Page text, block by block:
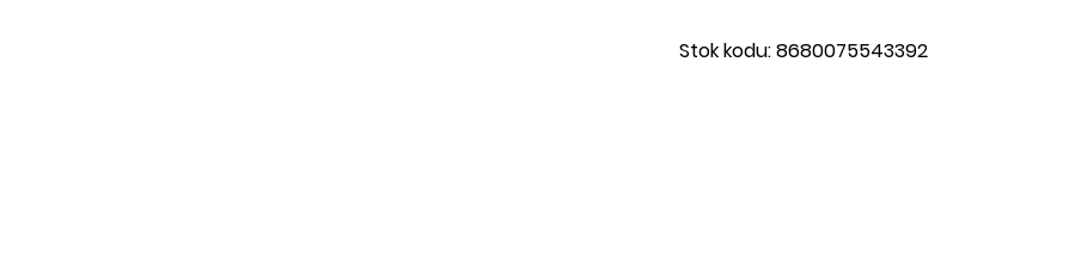
Stok kodu: 8680075543392